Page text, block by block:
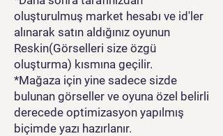
oluşturulmuş market hesabı ve id'ler
alınarak satın aldığınız oyunun
Reskin(Görselleri size özgü
oluşturma) kısmına geçilir.
*Mağaza için yine sadece sizde
bulunan görseller ve oyuna özel belirli
derecede optimizasyon yapılmış
biçimde yazı hazırlanır.